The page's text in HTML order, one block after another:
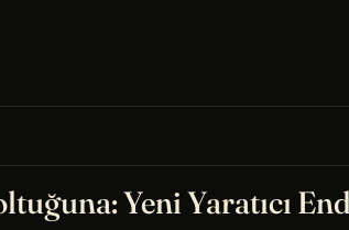
Yeni Yaratıcı